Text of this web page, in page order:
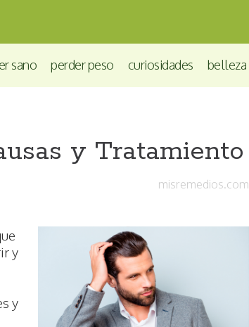
sano perder peso curiosidades belleza
y Tratamiento
misremedios.com
y
y